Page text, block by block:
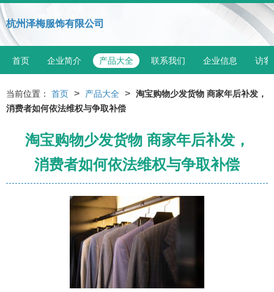
杭州泽梅服饰有限公司
首页 企业简介 产品大全 联系我们 企业信息 访客
当前位置： 首页 > 产品大全 > 淘宝购物少发货物 商家年后补发，
消费者如何依法维权与争取补偿
淘宝购物少发货物 商家年后补发，
消费者如何依法维权与争取补偿